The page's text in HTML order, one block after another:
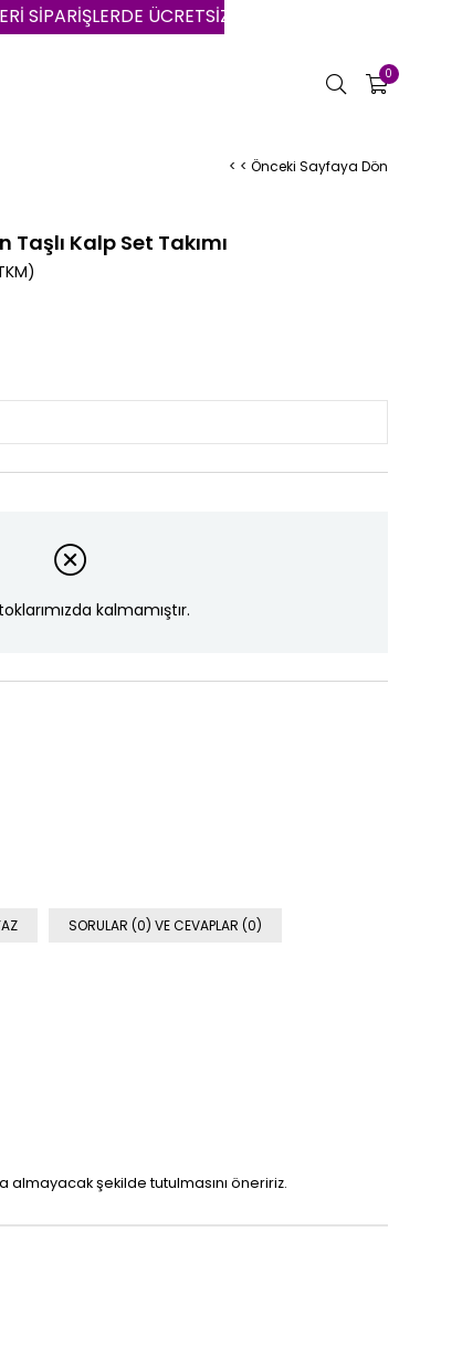
ÜCRETSİZ KARGO | VADE FARKSIZ 3 AYA
0
< < Önceki Sayfaya Dön
Kalp Set Takımı
kalmamıştır.
SORULAR (0) VE CEVAPLAR (0)
şekilde tutulmasını öneririz.